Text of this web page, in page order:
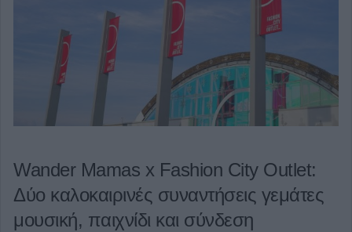
Wander Mamas x Fashion City Outlet:
Δύο καλοκαιρινές συναντήσεις γεμάτες
μουσική, παιχνίδι και σύνδεση